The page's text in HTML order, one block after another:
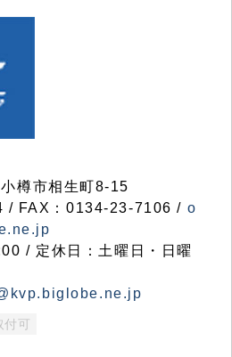
樽市相生町8-15
/ FAX：0134-23-7106 / o
/ 定休日：土曜日・日曜
付可